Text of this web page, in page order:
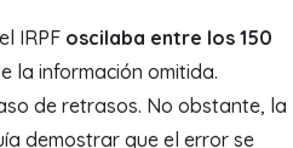
IRPF oscilaba entre los 150
la información omitida.
de retrasos. No obstante, la
demostrar que el error se